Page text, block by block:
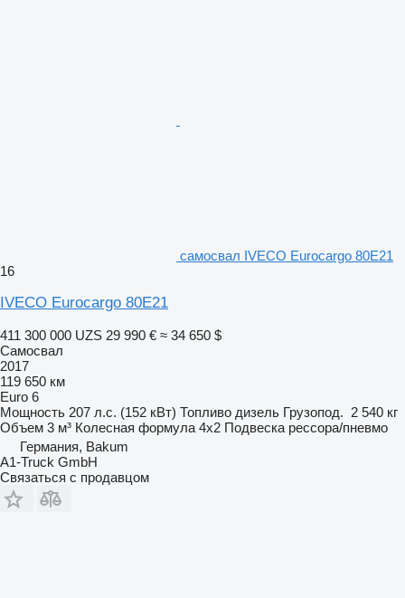
самосвал IVECO Eurocargo 80E21
16
IVECO Eurocargo 80E21
411 300 000 UZS 29 990 € ≈ 34 650 $
Самосвал
2017
119 650 км
Euro 6
Мощность 207 л.с. (152 кВт) Топливо дизель Грузопод. 2 540 кг
Объем 3 м³ Колесная формула 4x2 Подвеска рессора/пневмо
Германия, Bakum
A1-Truck GmbH
Связаться с продавцом